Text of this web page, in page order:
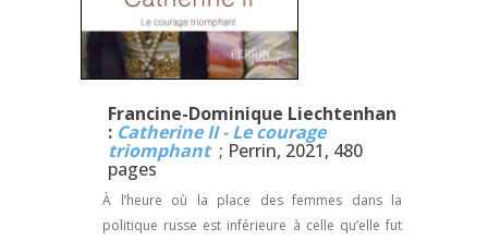
Francine-Dominique Liechtenhan
: Catherine II - Le courage
triomphant ; Perrin, 2021, 480
pages
À l’heure où la place des femmes dans la
politique russe est inférieure à celle qu’elle fut